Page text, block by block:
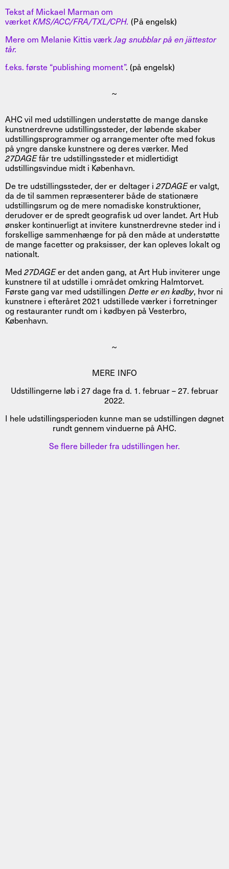
Tekst af Mickael Marman om
værketKMS/ACC/FRA/TXL/CPH. (På engelsk)
Mere om Melanie Kittis værkJag snubblar på en jättestor
tår.
f.eks. første “publishing moment”. (på engelsk)
~
AHC vil med udstillingen understøtte de mange danske
kunstnerdrevne udstillingssteder, der løbende skaber
udstillingsprogrammer og arrangementer ofte med fokus
på yngre danske kunstnere og deres værker. Med
27DAGEfår tre udstillingssteder et midlertidigt
udstillingsvindue midt i København.
De tre udstillingssteder, der er deltager i27DAGEer valgt,
da de til sammen repræsenterer både de stationære
udstillingsrum og de mere nomadiske konstruktioner,
derudover er de spredt geografisk ud over landet. Art Hub
ønsker kontinuerligt at invitere kunstnerdrevne steder ind i
forskellige sammenhænge for på den måde at understøtte
de mange facetter og praksisser, der kan opleves lokalt og
nationalt.
Med27DAGEer det anden gang, at Art Hub inviterer unge
kunstnere til at udstille i området omkring Halmtorvet.
Første gang var med udstillingen Dette er en kødby, hvor ni
kunstnere i efteråret 2021 udstillede værker i forretninger
og restauranter rundt om i kødbyen på Vesterbro,
København.
~
MERE INFO
Udstillingerne løb i 27 dage fra d. 1. februar – 27. februar
2022.
I hele udstillingsperioden kunne man se udstillingen døgnet
rundt gennem vinduerne på AHC.
Se flere billeder fra udstillingen her.